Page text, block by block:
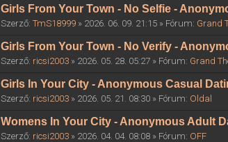
Girls From Your Town - No Selfie -
Szerző:TmS18999 » 2026. 06. 09. 21:15 » Fórum: Grand
Girls From Your Town - No Verify -
Szerző: ricsi2003 » 2026. 05. 28. 05:27 » Fórum: Grand
Girls In Your City - Anonymous Casual
Szerző: ricsi2003 » 2026. 05. 21. 08:30 » Fórum: Oldal
Womens In Your City - Anonymous Adult
Szerző: ricsi2003 » 2026. 04. 04. 08:08 » Fórum: OFF